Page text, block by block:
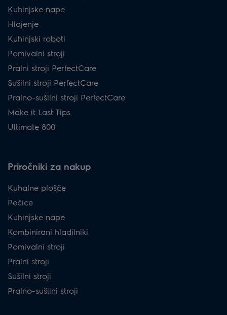
Kuhinjske nape
Hlajenje
Kuhinjski roboti
Pomivalni stroji
Pralni stroji PerfectCare
Sušilni stroji PerfectCare
Pralno-sušilni stroji PerfectCare
Make it Last Tips
Ultimate 800
Priročniki za nakup
Kuhalne plošče
Pečice
Kuhinjske nape
Kombinirani hladilniki
Pomivalni stroji
Pralni stroji
Sušilni stroji
Pralno-sušilni stroji